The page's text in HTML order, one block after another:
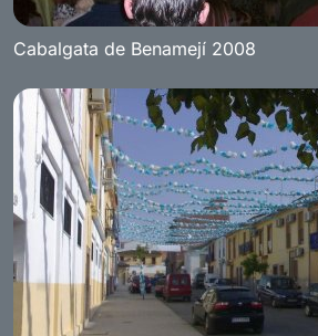
Cabalgata de Benamejí 2008